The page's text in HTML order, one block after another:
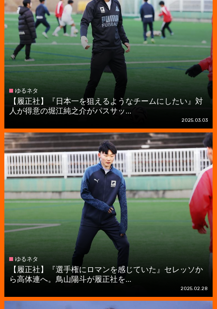
ゆるネタ
【履正社】『日本一を狙えるようなチームにしたい』対
人が得意の堀江純之介がパスサッ...
2025.03.03
ゆるネタ
【履正社】『選手権にロマンを感じていた』セレッソか
ら高体連へ。鳥山陽斗が履正社を...
2025.02.28